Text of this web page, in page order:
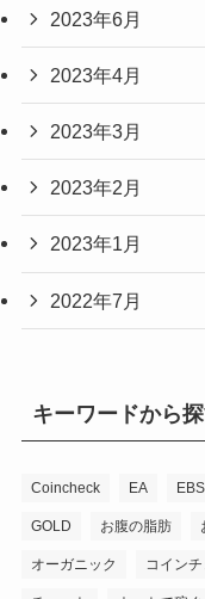
2023年6月
2023年4月
2023年3月
2023年2月
2023年1月
2022年7月
キーワードから
Coincheck EA EBS
GOLD お腹の脂肪
オーガニック コインチ